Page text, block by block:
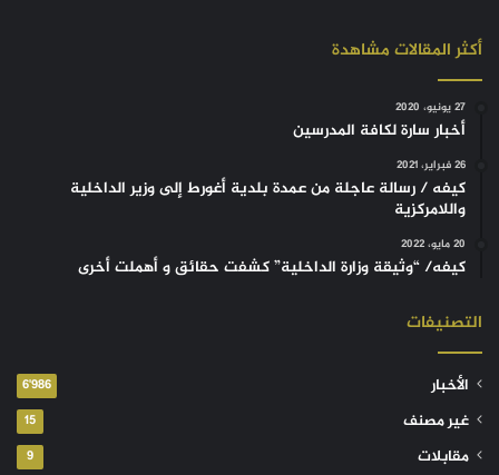
أكثر المقالات مشاهدة
27 يونيو، 2020
أخبار سارة لكافة المدرسين
26 فبراير، 2021
كيفه / رسالة عاجلة من عمدة بلدية أغورط إلى وزير الداخلية
واللامركزية
20 مايو، 2022
كيفه/ “وثيقة وزارة الداخلية” كشفت حقائق و أهملت أخرى
التصنيفات
الأخبار 6٬986
غير مصنف 15
مقابلات 9